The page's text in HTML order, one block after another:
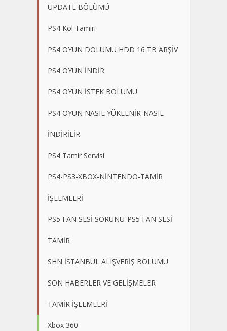
UPDATE BÖLÜMÜ
PS4 Kol Tamiri
PS4 OYUN DOLUMU HDD 16 TB ARŞİV
PS4 OYUN İNDİR
PS4 OYUN İSTEK BÖLÜMÜ
PS4 OYUN NASIL YÜKLENİR-NASIL
İNDİRİLİR
PS4 Tamir Servisi
PS4-PS3-XBOX-NİNTENDO-TAMİR
İŞLEMLERİ
PS5 FAN SESİ SORUNU-PS5 FAN SESİ
TAMİR
SHN İSTANBUL ALIŞVERİŞ BÖLÜMÜ
SON HABERLER VE GELİŞMELER
TAMİR İŞELMLERİ
Xbox 360